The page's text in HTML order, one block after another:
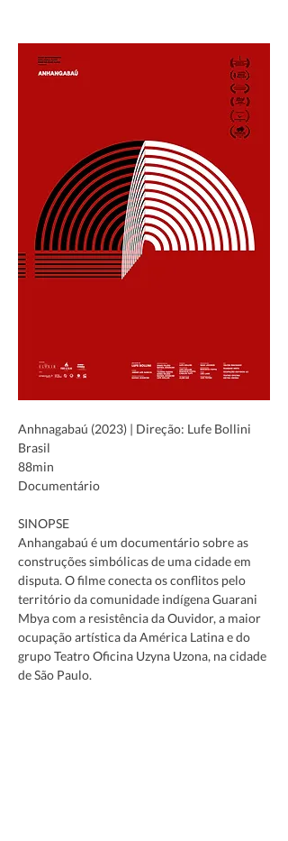
Anhnagabaú (2023) | Direção: Lufe Bollini
Brasil
88min
Documentário
SINOPSE
Anhangabaú é um documentário sobre as
construções simbólicas de uma cidade em
disputa. O filme conecta os conflitos pelo
território da comunidade indígena Guarani
Mbya com a resistência da Ouvidor, a maior
ocupação artística da América Latina e do
grupo Teatro Oficina Uzyna Uzona, na cidade
de São Paulo.